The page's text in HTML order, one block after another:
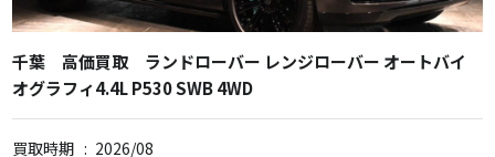
千葉 高価買取 ランドローバー レンジローバー オートバイ
オグラフィ4.4L P530 SWB 4WD
買取時期 : 2026/08